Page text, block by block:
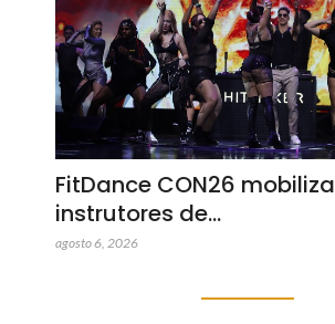
FitDance CON26 mobiliza
instrutores de…
agosto 6, 2026